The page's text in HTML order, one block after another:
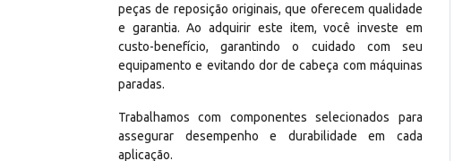
peças de reposição originais, que oferecem qualidade
e garantia. Ao adquirir este item, você investe em
custo-benefício, garantindo o cuidado com seu
equipamento e evitando dor de cabeça com máquinas
paradas.
Trabalhamos com componentes selecionados para
assegurar desempenho e durabilidade em cada
aplicação.